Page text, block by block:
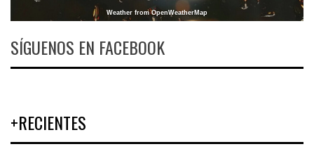
Weather from OpenWeatherMap
SÍGUENOS EN FACEBOOK
+RECIENTES